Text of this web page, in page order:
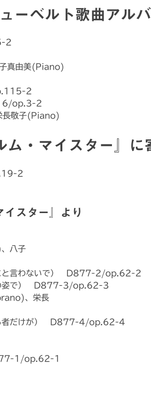
ーベルト歌曲アル
2
真由美(Piano)
2
op.3-2
敬子(Piano)
ム・マイスター』に
2
イスター』より
八子
にと言わないで） D877-2/op.62-2
の姿で） D877-3/op.62-3
、栄長
る者だけが） D877-4/op.62-4
1/op.62-1